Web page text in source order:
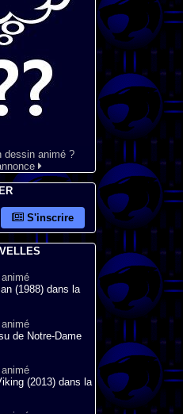
dessin animé ?
S'inscrire
(1988) dans la
de Notre-Dame
(2013) dans la